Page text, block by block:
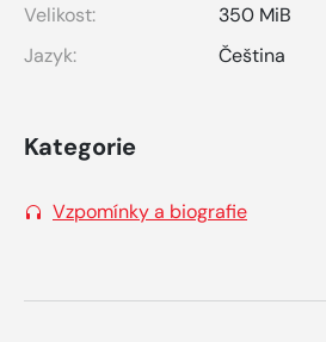
Velikost:
350 MiB
Jazyk:
Čeština
Kategorie
Vzpomínky a biografie